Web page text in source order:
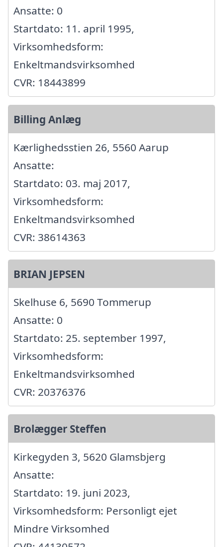
Ansatte: 0
Startdato: 11. april 1995,
Virksomhedsform:
Enkeltmandsvirksomhed
CVR: 18443899
Billing Anlæg
Kærlighedsstien 26, 5560 Aarup
Ansatte:
Startdato: 03. maj 2017,
Virksomhedsform:
Enkeltmandsvirksomhed
CVR: 38614363
BRIAN JEPSEN
Skelhuse 6, 5690 Tommerup
Ansatte: 0
Startdato: 25. september 1997,
Virksomhedsform:
Enkeltmandsvirksomhed
CVR: 20376376
Brolægger Steffen
Kirkegyden 3, 5620 Glamsbjerg
Ansatte:
Startdato: 19. juni 2023,
Virksomhedsform: Personligt ejet
Mindre Virksomhed